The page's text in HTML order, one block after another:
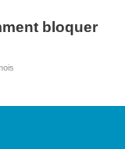
bloquer